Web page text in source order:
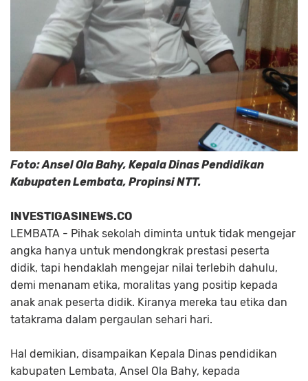
Foto: Ansel Ola Bahy, Kepala Dinas Pendidikan
Kabupaten Lembata, Propinsi NTT.
INVESTIGASINEWS.CO
LEMBATA - Pihak sekolah diminta untuk tidak mengejar
angka hanya untuk mendongkrak prestasi peserta
didik, tapi hendaklah mengejar nilai terlebih dahulu,
demi menanam etika, moralitas yang positip kepada
anak anak peserta didik. Kiranya mereka tau etika dan
tatakrama dalam pergaulan sehari hari.
HaI demikian, disampaikan Kepala Dinas pendidikan
kabupaten Lembata, Ansel Ola Bahy, kepada